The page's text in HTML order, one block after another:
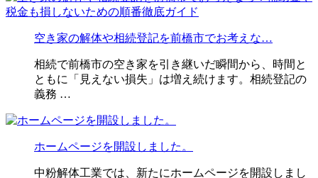
空き家の解体や相続登記を前橋市でお考えな…
相続で前橋市の空き家を引き継いだ瞬間から、時間と
ともに「見えない損失」は増え続けます。相続登記の
義務 …
ホームページを開設しました。
中粉解体工業では、新たにホームページを開設しまし